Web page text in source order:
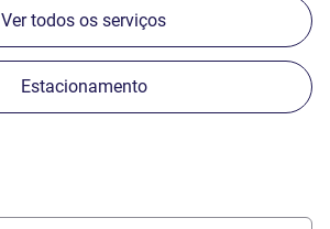
Ver todos os serviços
Estacionamento